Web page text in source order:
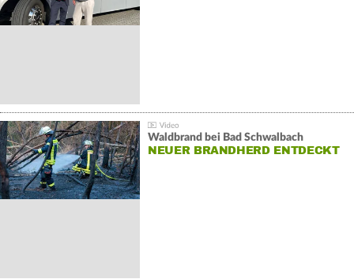
Waldbrand bei Bad Schwalbach
NEUER BRANDHERD ENTDECKT